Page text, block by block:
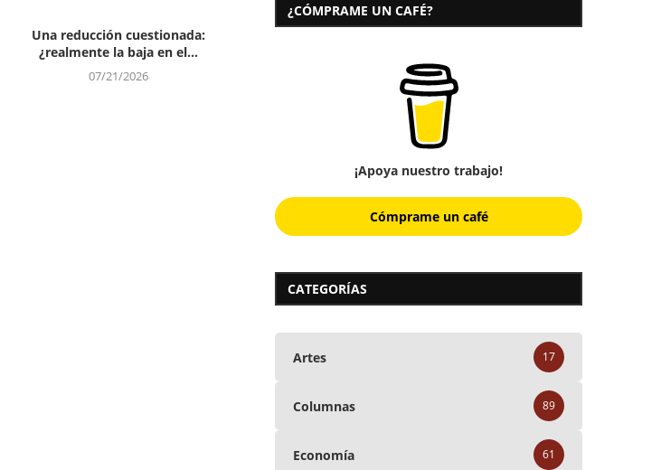
Una reducción cuestionada:
¿realmente la baja en el...
07/21/2026
¿CÓMPRAME UN CAFÉ?
¡Apoya nuestro trabajo!
Cómprame un café
CATEGORÍAS
Artes 17
Columnas 89
Economía 61